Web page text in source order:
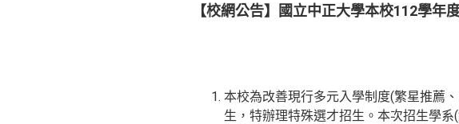
【校網公告】國立中正大學本校112學年
本校為改善現行多元入學制度(繁星推薦
生，特辦理特殊選才招生。本次招生學